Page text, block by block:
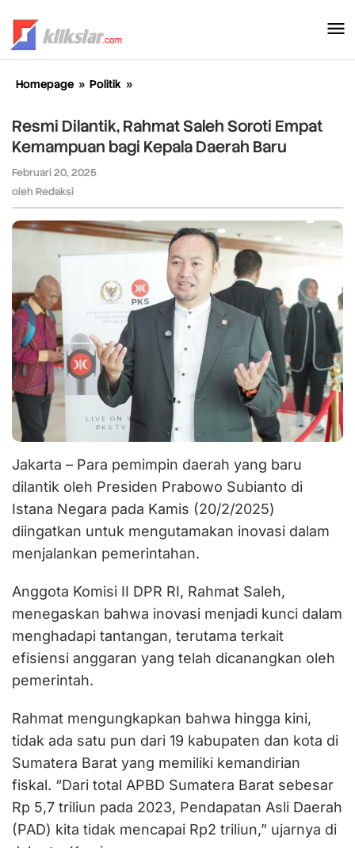
konten
Homepage » Politik »
Rahmat
Saleh
Soroti
Kepala
Daerah
Baru
Resmi Dilantik, Rahmat Saleh Soroti Empat
Kemampuan bagi Kepala Daerah Baru
Februari 20, 2025
oleh Redaksi
Jakarta – Para pemimpin daerah yang baru
dilantik oleh Presiden Prabowo Subianto di
Istana Negara pada Kamis (20/2/2025)
diingatkan untuk mengutamakan inovasi dalam
menjalankan pemerintahan.
Anggota Komisi II DPR RI, Rahmat Saleh,
menegaskan bahwa inovasi menjadi kunci dalam
menghadapi tantangan, terutama terkait
efisiensi anggaran yang telah dicanangkan oleh
pemerintah.
Rahmat mengungkapkan bahwa hingga kini,
tidak ada satu pun dari 19 kabupaten dan kota di
Sumatera Barat yang memiliki kemandirian
fiskal. “Dari total APBD Sumatera Barat sebesar
Rp 5,7 triliun pada 2023, Pendapatan Asli Daerah
(PAD) kita tidak mencapai Rp2 triliun,” ujarnya di